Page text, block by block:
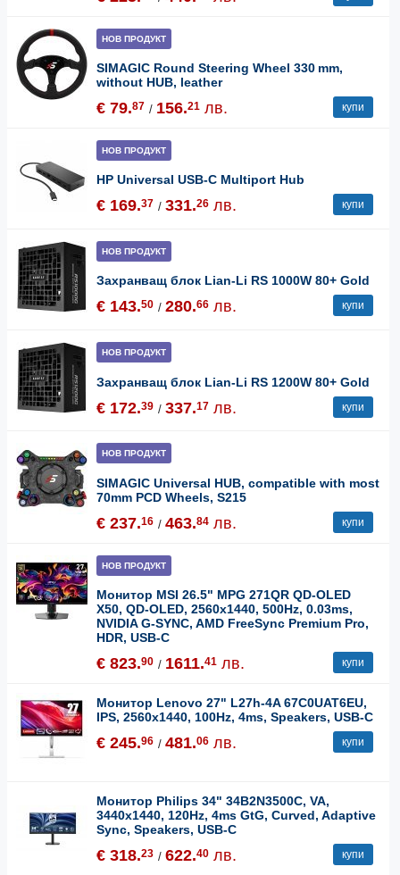
НОВ ПРОДУКТ
SIMAGIC Round Steering Wheel 330 mm,
without HUB, leather
€ 79.87 / 156.21 лв. купи
НОВ ПРОДУКТ
HP Universal USB-C Multiport Hub
€ 169.37 / 331.26 лв. купи
НОВ ПРОДУКТ
Захранващ блок Lian-Li RS 1000W 80+ Gold
€ 143.50 / 280.66 лв. купи
НОВ ПРОДУКТ
Захранващ блок Lian-Li RS 1200W 80+ Gold
€ 172.39 / 337.17 лв. купи
НОВ ПРОДУКТ
SIMAGIC Universal HUB, compatible with most
70mm PCD Wheels, S215
€ 237.16 / 463.84 лв. купи
НОВ ПРОДУКТ
Монитор MSI 26.5" MPG 271QR QD-OLED
X50, QD-OLED, 2560x1440, 500Hz, 0.03ms,
NVIDIA G-SYNC, AMD FreeSync Premium Pro,
HDR, USB-C
€ 823.90 / 1611.41 лв. купи
Монитор Lenovo 27" L27h-4A 67C0UAT6EU,
IPS, 2560x1440, 100Hz, 4ms, Speakers, USB-C
€ 245.96 / 481.06 лв. купи
Монитор Philips 34" 34B2N3500C, VA,
3440x1440, 120Hz, 4ms GtG, Curved, Adaptive
Sync, Speakers, USB-C
€ 318.23 / 622.40 лв. купи